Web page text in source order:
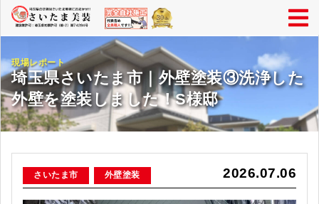
現場レポート
埼玉県さいたま市｜外壁塗装③洗浄した
外壁を塗装しました！S様邸
2026.07.06
さいたま市 外壁塗装